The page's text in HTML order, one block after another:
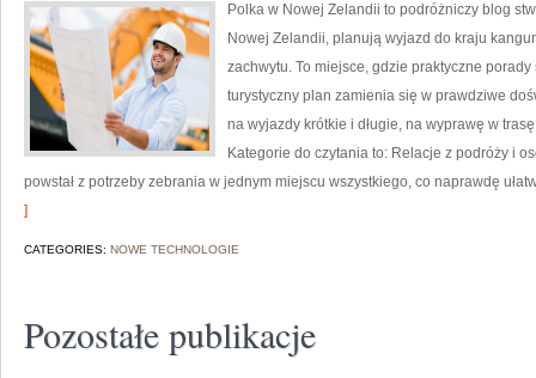
Polka w Nowej Zelandii to podróżniczy blog
Nowej Zelandii, planują wyjazd do kraju
zachwytu. To miejsce, gdzie praktyczne
turystyczny plan zamienia się w prawdziwe
na wyjazdy krótkie i długie, na wyprawę w
Kategorie do czytania to: Relacje z podróży i
powstał z potrzeby zebrania w jednym miejscu wszystkiego, co naprawdę
]
CATEGORIES: NOWE TECHNOLOGIE
Pozostałe publikacje